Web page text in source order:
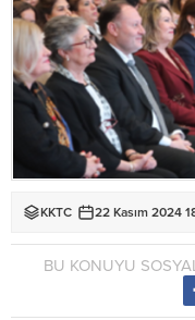
KKTC 22 Kasım 2024
BU KONUYU